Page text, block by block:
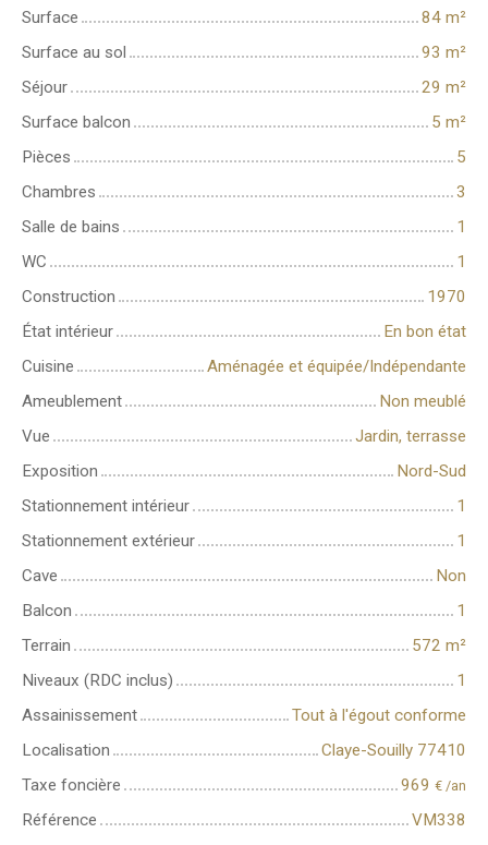
Surface
84 m²
Surface au sol
93 m²
Séjour
29 m²
Surface balcon
5 m²
Pièces
5
Chambres
3
Salle de bains
1
WC
1
Construction
1970
État intérieur
En bon état
Cuisine
Aménagée et équipée/Indépendante
Ameublement
Non meublé
Vue
Jardin, terrasse
Exposition
Nord-Sud
Stationnement intérieur
1
Stationnement extérieur
1
Cave
Non
Balcon
1
Terrain
572 m²
Niveaux (RDC inclus)
1
Assainissement
Tout à l'égout conforme
Localisation
Claye-Souilly 77410
Taxe foncière
969 € /an
Référence VM338